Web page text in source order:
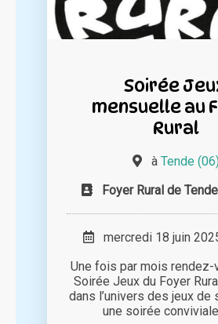
Soirée
mensuelle au
Rural
à Tende
Foyer Rural de
mercredi 18 juin
Une fois par mois rendez-
Soirée Jeux du Foyer
dans l’univers des jeux de
une soirée conviviale